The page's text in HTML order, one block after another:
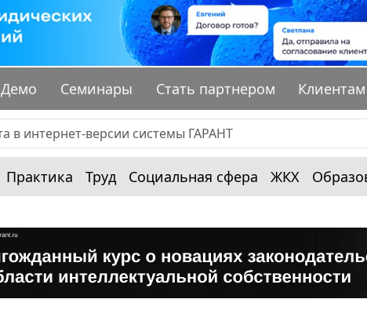
Демо Семинары Стать партнером Клиентам
Практика Труд Социальная сфера ЖКХ